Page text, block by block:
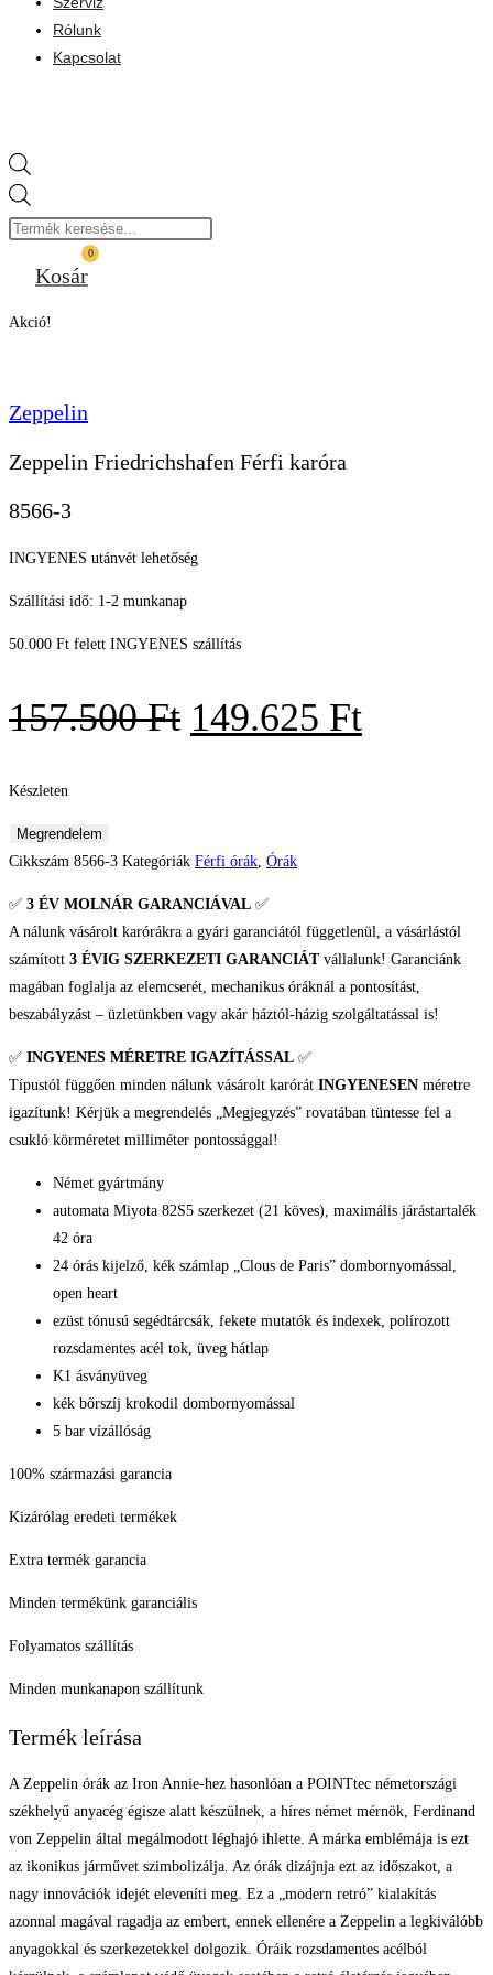
Rólunk
Kapcsolat
search
0
Kosár
Akció!
Zeppelin
Zeppelin Friedrichshafen Férfi karóra
8566-3
INGYENES utánvét lehetőség
Szállítási idő: 1-2 munkanap
50.000 Ft felett INGYENES szállítás
157.500Ft Original
149.625 FtCurrent
Készleten
Zeppelin
Friedrichshafen
karóra
Megrendelem
Cikkszám 8566-3 Kategóriák Férfi órák, Órák
✅ 3 ÉV MOLNÁR GARANCIÁVAL ✅
A nálunk vásárolt karórákra a gyári garanciától függetlenül, a vásárlástól
számított 3 ÉVIG SZERKEZETI GARANCIÁTvállalunk! Garanciánk
magában foglalja az elemcserét, mechanikus óráknál a pontosítást,
beszabályzást – üzletünkben vagy akár háztól-házig szolgáltatással is!
✅ INGYENES MÉRETRE IGAZÍTÁSSAL ✅
Típustól függően minden nálunk vásárolt karórát INGYENESEN méretre
igazítunk! Kérjük a megrendelés „Megjegyzés” rovatában tüntesse fel a
csukló körméretet milliméter pontossággal!
Német gyártmány
automata Miyota 82S5 szerkezet (21 köves), maximális járástartalék
42 óra
24 órás kijelző, kék számlap „Clous de Paris” dombornyomással,
open heart
ezüst tónusú segédtárcsák, fekete mutatók és indexek, polírozott
rozsdamentes acél tok, üveg hátlap
K1 ásványüveg
kék bőrszíj krokodil dombornyomással
5 bar vízállóság
100% származási garancia
Kizárólag eredeti termékek
Extra termék garancia
Minden termékünk garanciális
Folyamatos szállítás
Minden munkanapon szállítunk
Termék leírása
A Zeppelin órák az Iron Annie-hez hasonlóan a POINTtec németországi
székhelyű anyacég égisze alatt készülnek, a híres német mérnök, Ferdinand
von Zeppelin által megálmodott léghajó ihlette. A márka emblémája is ezt
az ikonikus járművet szimbolizálja. Az órák dizájnja ezt az időszakot, a
nagy innovációk idejét eleveníti meg. Ez a „modern retró” kialakítás
azonnal magával ragadja az embert, ennek ellenére a Zeppelin a legkiválóbb
anyagokkal és szerkezetekkel dolgozik. Óráik rozsdamentes acélból